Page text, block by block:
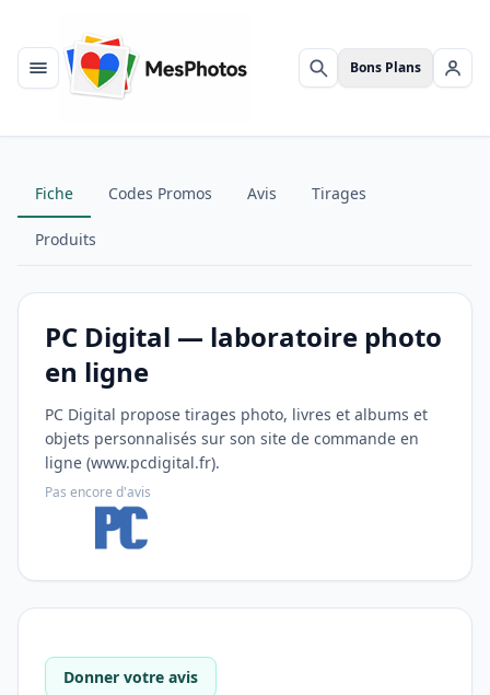
Menu Rechercher
Bons Plans Se
Fiche Codes Promos Avis Tirages
Produits
PC Digital — laboratoire photo
en ligne
PC Digital propose tirages photo, livres et albums et
objets personnalisés sur son site de commande en
ligne (www.pcdigital.fr).
Pas encore d'avis
Donner votre avis